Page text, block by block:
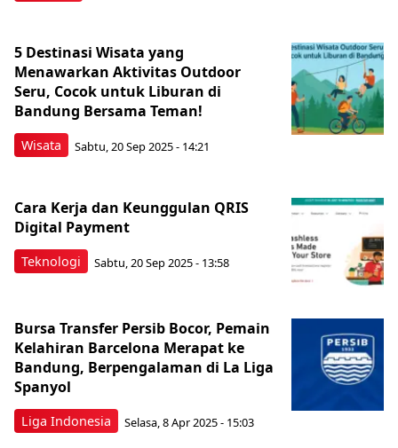
Wisata
5 Destinasi Wisata yang
Menawarkan Aktivitas Outdoor
Seru, Cocok untuk Liburan di
Bandung Bersama Teman!
Sabtu, 20 Sep 2025 - 14:21
Teknologi
Cara Kerja dan Keunggulan QRIS
Digital Payment
Sabtu, 20 Sep 2025 - 13:58
Liga Indonesia
Bursa Transfer Persib Bocor, Pemain
Kelahiran Barcelona Merapat ke
Bandung, Berpengalaman di La Liga
Spanyol
Selasa, 8 Apr 2025 - 15:03